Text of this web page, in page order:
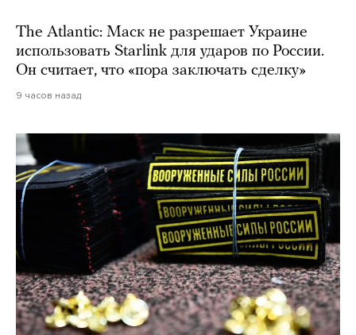
The Atlantic: Маск не разрешает Украине
использовать Starlink для ударов по России.
Он считает, что «пора заключать сделку»
9 часов назад